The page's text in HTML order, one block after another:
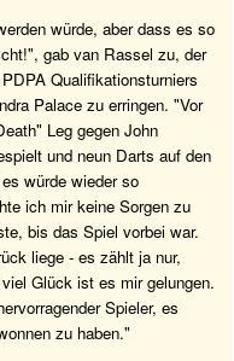
würde, aber dass es so
gab van Rassel zu, der
Qualifikationsturniers
Palace zu erringen. "Vor
Leg gegen John
und neun Darts auf den
würde wieder so
ich mir keine Sorgen zu
bis das Spiel vorbei war.
liege - es zählt ja nur,
Glück ist es mir gelungen.
Spieler, es
zu haben."